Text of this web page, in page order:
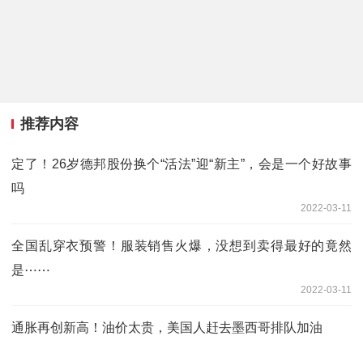
推荐内容
定了！26岁德邦股份换个“活法”迎“新主”，会是一个好故事
吗
2022-03-11
全国乱穿衣预警！服装销售火爆，没想到卖得最好的竟然
是⋯⋯
2022-03-11
通胀再创新高！油价太贵，美国人赶去墨西哥排队加油